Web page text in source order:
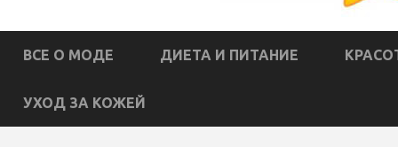
ВСЕ О МОДЕ ДИЕТА И ПИТАНИЕ
УХОД ЗА КОЖЕЙ